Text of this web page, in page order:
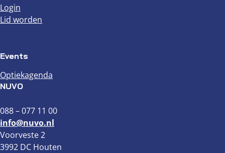
Login
Lid worden
Events
Optiekagenda
NUVO
088 – 077 11 00
info@nuvo.nl
Voorveste 2
3992 DC Houten